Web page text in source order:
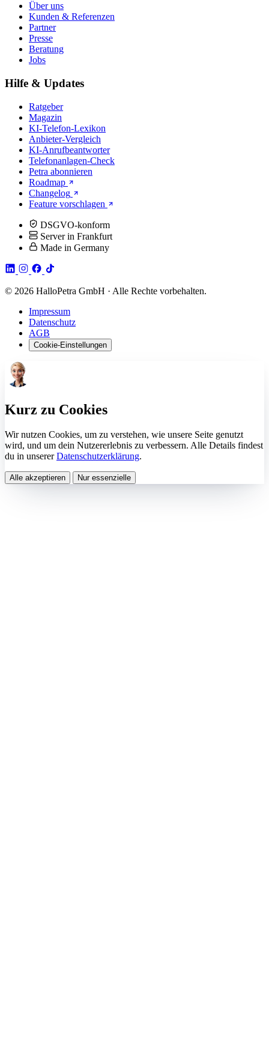
Über uns
Kunden & Referenzen
Partner
Presse
Beratung
Jobs
Hilfe & Updates
Ratgeber
Magazin
KI-Telefon-Lexikon
Anbieter-Vergleich
KI-Anrufbeantworter
Telefonanlagen-Check
Petra abonnieren
Roadmap
Changelog
Feature vorschlagen
DSGVO-konform
Server in Frankfurt
Made in Germany
© 2026 HalloPetra GmbH · Alle Rechte vorbehalten.
Impressum
Datenschutz
AGB
Cookie-Einstellungen
Kurz zu Cookies
Wir nutzen Cookies, um zu verstehen, wie unsere Seite genutzt
wird, und um dein Nutzererlebnis zu verbessern. Alle Details findest
du in unsererDatenschutzerklärung.
Alle akzeptieren Nur essenzielle